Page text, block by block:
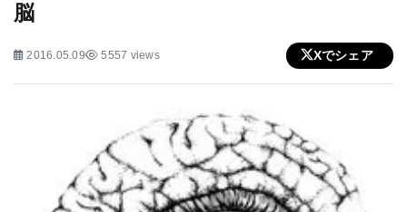
脳
2016.05.09 5557 views Xでシェア